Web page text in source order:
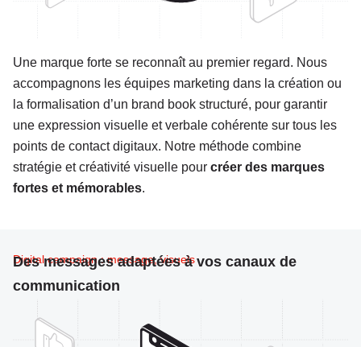
Une marque forte se reconnaît au premier regard. Nous
accompagnons les équipes marketing dans la création ou
la formalisation d’un brand book structuré, pour garantir
une expression visuelle et verbale cohérente sur tous les
points de contact digitaux. Notre méthode combine
stratégie et créativité visuelle pour créer des marques
fortes et mémorables.
Digital campaign : message, visuels
Des messages adaptées à vos canaux de
communication